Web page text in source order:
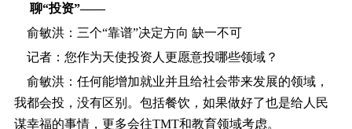
聊“投资”――
俞敏洪：三个“靠谱”决定方向 缺一不可
记者：您作为天使投资人更愿意投哪些领域？
俞敏洪：任何能增加就业并且给社会带来发展的领域，
我都会投，没有区别。包括餐饮，如果做好了也是给人民
谋幸福的事情，更多会往TMT和教育领域考虑。